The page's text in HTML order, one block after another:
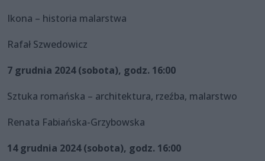
Ikona – historia malarstwa
Rafał Szwedowicz
7 grudnia 2024 (sobota), godz. 16:00
Sztuka romańska – architektura, rzeźba, malarstwo
Renata Fabiańska-Grzybowska
14 grudnia 2024 (sobota), godz. 16:00